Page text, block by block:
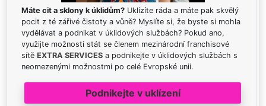
Máte cit a sklony k úklidům? Uklízíte ráda a máte pak skvělý
pocit z té zářivé čistoty a vůně? Myslíte si, že byste si mohla
vydělávat a podnikat v úklidových službách? Pokud ano,
využijte možnosti stát se členem mezinárodní franchisové
sítě EXTRA SERVICES a podnikejte v úklidových službách s
neomezenými možnostmi po celé Evropské unii.
Podnikejte v uklízení